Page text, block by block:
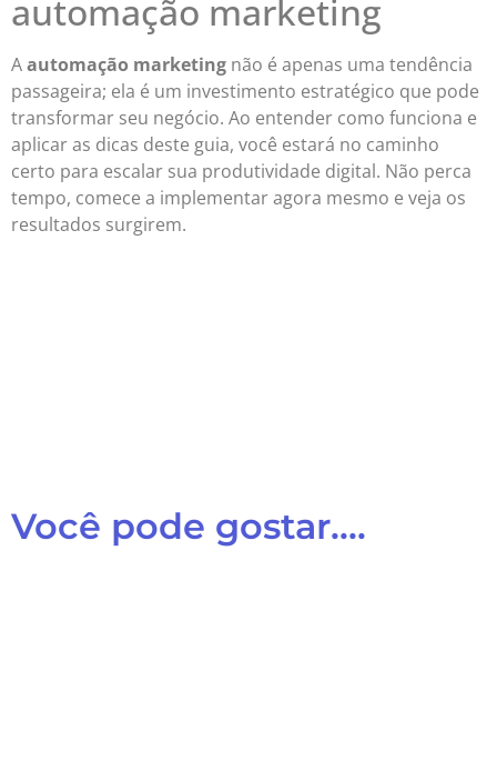
automação marketing
Aautomação marketing não é apenas uma tendência
passageira; ela é um investimento estratégico que pode
transformar seu negócio. Ao entender como funciona e
aplicar as dicas deste guia, você estará no caminho
certo para escalar sua produtividade digital. Não perca
tempo, comece a implementar agora mesmo e veja os
resultados surgirem.
Você pode gostar....